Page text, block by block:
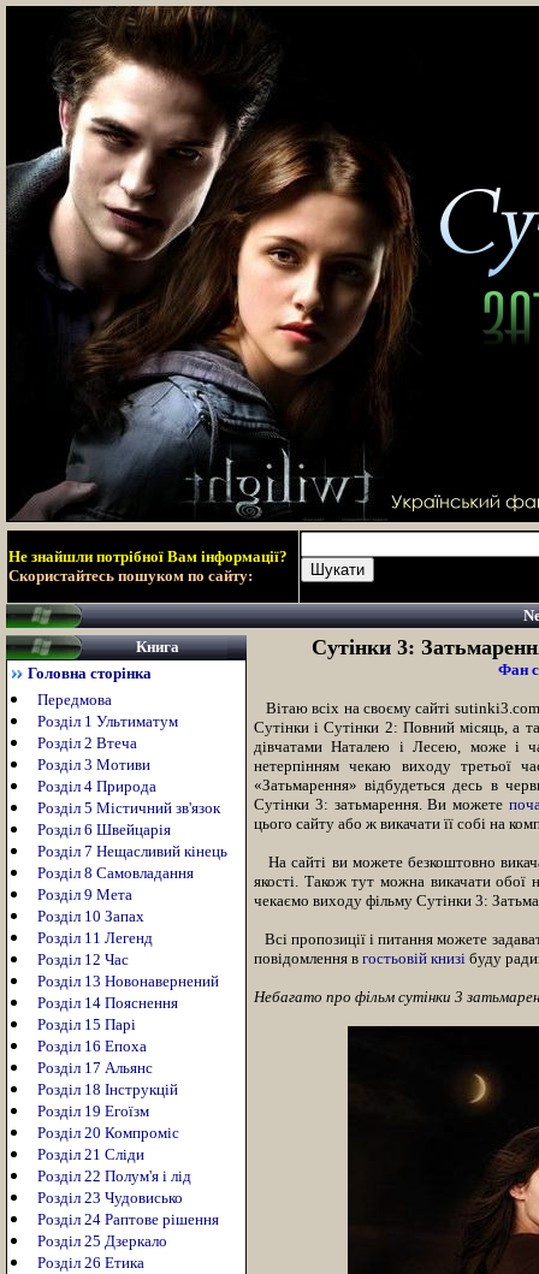
Не знайшли потрібної Вам інформації?
Скористайтесь пошуком по сайту:
Книга
Головна сторінка
Передмова
Розділ 1 Ультиматум
Розділ 2 Втеча
Розділ 3 Мотиви
Розділ 4 Природа
Розділ 5 Містичний зв'язок
Розділ 6 Швейцарія
Розділ 7 Нещасливий кінець
Розділ 8 Самовладання
Розділ 9 Мета
Розділ 10 Запах
Розділ 11 Легенд
Розділ 12 Час
Розділ 13 Новонавернений
Розділ 14 Пояснення
Розділ 15 Парі
Розділ 16 Епоха
Розділ 17 Альянс
Розділ 18 Інструкцій
Розділ 19 Егоїзм
Розділ 20 Компроміс
Розділ 21 Сліди
Розділ 22 Полум'я і лід
Розділ 23 Чудовисько
Розділ 24 Раптове рішення
Розділ 25 Дзеркало
Розділ 26 Етика
Сутінки 3:
Фан
Вітаю всіх на своєму сайті sutinki3.com
Сутінки і Сутінки 2: Повний місяць, а
дівчатами Наталею і Лесею, може і
нетерпінням чекаю виходу третьої
«Затьмарення» відбудеться десь в
Сутінки 3: затьмарення. Ви можете
цього сайту або ж викачати її собі на
На сайті ви можете безкоштовно
якості. Також тут можна викачати обої
чекаємо виходу фільму Сутінки 3:
Всі пропозиції і питання можете
повідомлення в гостьовій книзі буду
Небагато про фільм сутінки 3